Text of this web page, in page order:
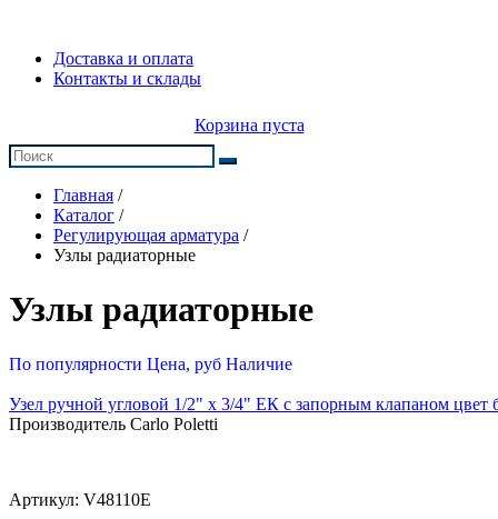
Доставка и оплата
Контакты и склады
Корзина пуста
Главная /
Каталог /
Регулирующая арматура /
Узлы радиаторные
Узлы радиаторные
По популярности Цена, руб Наличие
Узел ручной угловой 1/2" х 3/4" ЕК с запорным клапаном цвет
Производитель Carlo Poletti
Артикул: V48110E